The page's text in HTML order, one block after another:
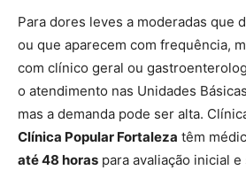
Para dores leves a moderadas que
ou que aparecem com frequência,
com clínico geral ou
o atendimento nas Unidades
mas a demanda pode ser alta.
Clínica Popular Fortaleza têm
até 48 horas para avaliação inicial